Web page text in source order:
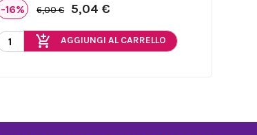
-16% 6,00 € 5,04 €
add_shopping_cart AGGIUNGI AL CARRELLO